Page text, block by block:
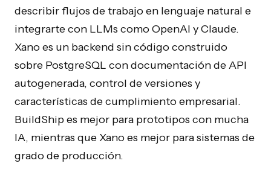
describir flujos de trabajo en lenguaje natural e
integrarte con LLMs como OpenAI y Claude.
Xano es un backend sin código construido
sobre PostgreSQL con documentación de API
autogenerada, control de versiones y
características de cumplimiento empresarial.
BuildShip es mejor para prototipos con mucha
IA, mientras que Xano es mejor para sistemas de
grado de producción.